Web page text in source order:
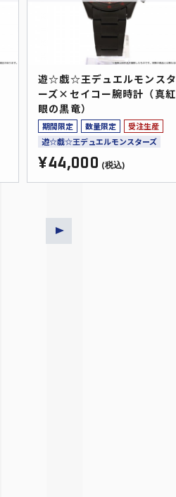
遊☆戯☆王デュエルモンスタ
ーズ×セイコー腕時計（真紅
眼の黒竜）
期間限定 数量限定
受注生産
遊☆戯☆王デュエルモンスターズ
¥44,000 (税込)